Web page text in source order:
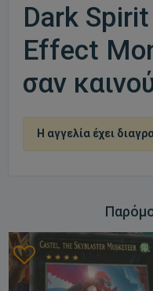
Dark
Effect
σαν
Η αγγελία έχει